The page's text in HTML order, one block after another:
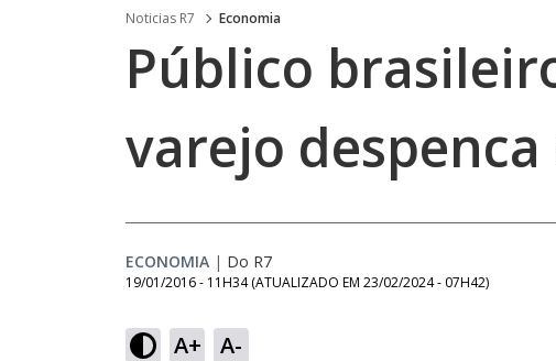
Noticias R7 Economia
Público
varejo
ECONOMIA | Do R7
19/01/2016 - 11H34 (ATUALIZADO EM 23/02/2024 - 07H42)
A+ A-